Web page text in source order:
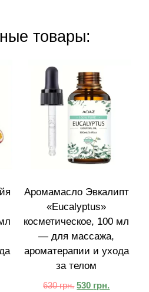
товары:
Аромамасло Эвкалипт
«Eucalyptus»
косметическое, 100 мл
— для массажа,
ароматерапии и ухода
за телом
630грн. 530 грн.